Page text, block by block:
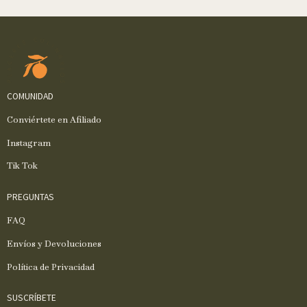
COMUNIDAD
Conviértete en Afiliado
Instagram
Tik Tok
PREGUNTAS
FAQ
Envíos y Devoluciones
Política de Privacidad
SUSCRÍBETE